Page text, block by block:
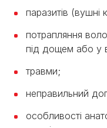
паразитів (вушні
потрапляння
під дощем або у
травми;
неправильний
особливості